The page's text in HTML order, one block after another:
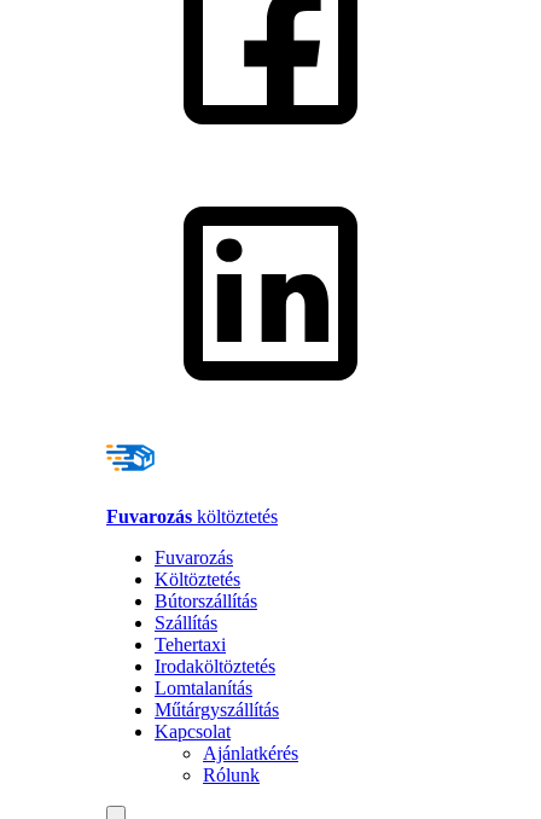
Fuvarozás költöztetés
Fuvarozás
Költöztetés
Bútorszállítás
Szállítás
Tehertaxi
Irodaköltöztetés
Lomtalanítás
Műtárgyszállítás
Kapcsolat
Ajánlatkérés
Rólunk